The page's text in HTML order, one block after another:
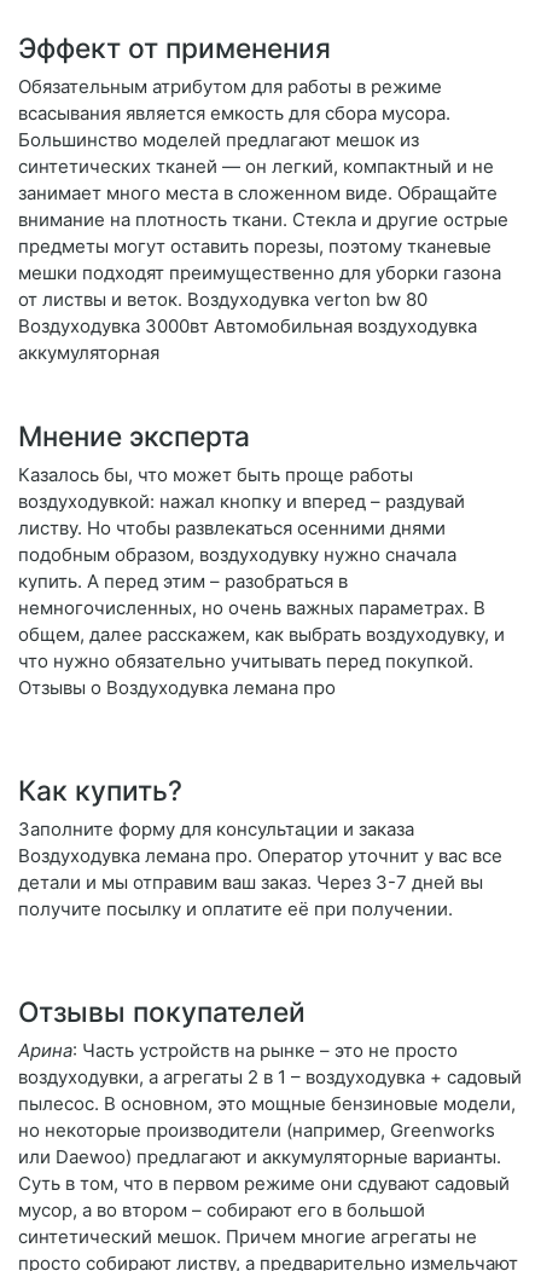
Эффект от применения
Обязательным атрибутом для работы в режиме
всасывания является емкость для сбора мусора.
Большинство моделей предлагают мешок из
синтетических тканей — он легкий, компактный и не
занимает много места в сложенном виде. Обращайте
внимание на плотность ткани. Стекла и другие острые
предметы могут оставить порезы, поэтому тканевые
мешки подходят преимущественно для уборки газона
от листвы и веток. Воздуходувка verton bw 80
Воздуходувка 3000вт Автомобильная воздуходувка
аккумуляторная
Мнение эксперта
Казалось бы, что может быть проще работы
воздуходувкой: нажал кнопку и вперед – раздувай
листву. Но чтобы развлекаться осенними днями
подобным образом, воздуходувку нужно сначала
купить. А перед этим – разобраться в
немногочисленных, но очень важных параметрах. В
общем, далее расскажем, как выбрать воздуходувку, и
что нужно обязательно учитывать перед покупкой.
Отзывы о Воздуходувка лемана про
Как купить?
Заполните форму для консультации и заказа
Воздуходувка лемана про. Оператор уточнит у вас все
детали и мы отправим ваш заказ. Через 3-7 дней вы
получите посылку и оплатите её при получении.
Отзывы покупателей
Арина: Часть устройств на рынке – это не просто
воздуходувки, а агрегаты 2 в 1 – воздуходувка + садовый
пылесос. В основном, это мощные бензиновые модели,
но некоторые производители (например, Greenworks
или Daewoo) предлагают и аккумуляторные варианты.
Суть в том, что в первом режиме они сдувают садовый
мусор, а во втором – собирают его в большой
синтетический мешок. Причем многие агрегаты не
просто собирают листву, а предварительно измельчают